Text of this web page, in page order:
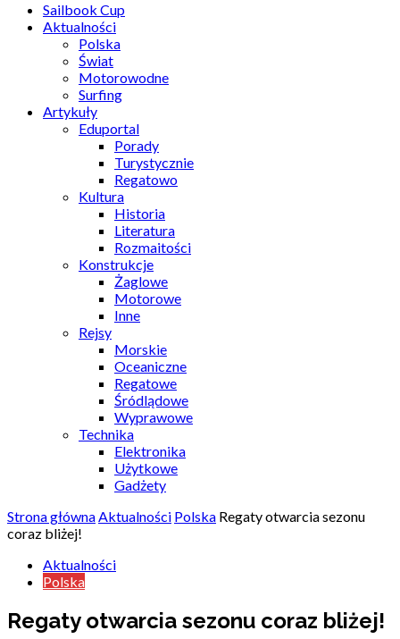
Sailbook Cup
Aktualności
Polska
Świat
Motorowodne
Surfing
Artykuły
Eduportal
Porady
Turystycznie
Regatowo
Kultura
Historia
Literatura
Rozmaitości
Konstrukcje
Żaglowe
Motorowe
Inne
Rejsy
Morskie
Oceaniczne
Regatowe
Śródlądowe
Wyprawowe
Technika
Elektronika
Użytkowe
Gadżety
Strona głównaAktualności Polska Regaty otwarcia sezonu
coraz bliżej!
Aktualności
Polska
Regaty otwarcia sezonu coraz bliżej!